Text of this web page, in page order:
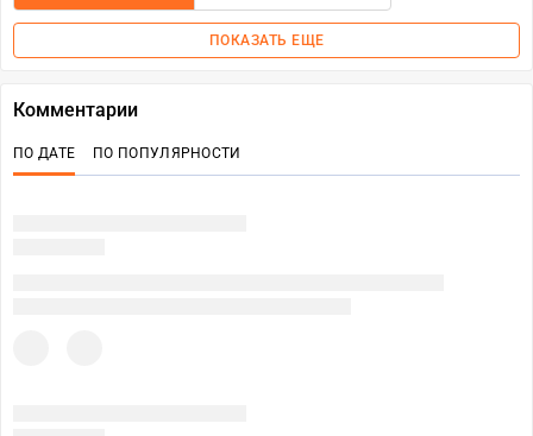
ПОКАЗАТЬ ЕЩЕ
Комментарии
ПО ДАТЕ ПО ПОПУЛЯРНОСТИ